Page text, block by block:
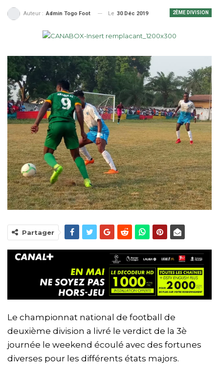
2ÈME DIVISION
Auteur : Admin Togo Foot Le 30 Déc 2019
Partager
Le championnat national de football de
deuxième division a livré le verdict de la 3è
journée le weekend écoulé avec des fortunes
diverses pour les différents états majors.